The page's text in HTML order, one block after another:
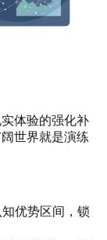
体验的强化补
世界就是演练
优势区间，锁